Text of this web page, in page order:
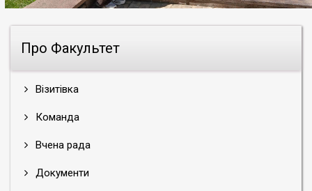
Про Факультет
Візитівка
Команда
Вчена рада
Документи